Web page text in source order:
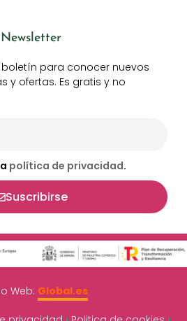
Newsletter
para conocer nuevos
y ofertas. Es gratis y no
política de privacidad.
Suscribirse
Web: Global.es